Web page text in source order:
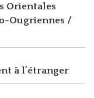
Orientales
Ougriennes /
à l’étranger